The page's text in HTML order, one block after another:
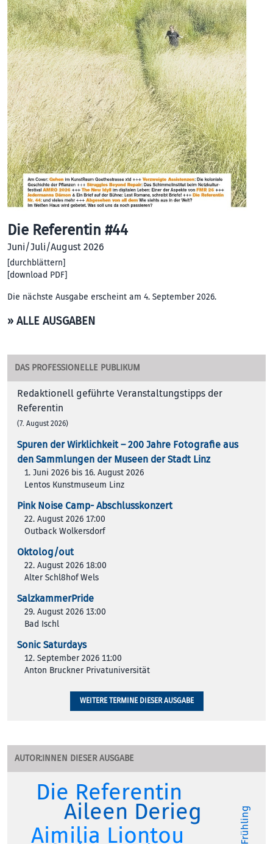
Die Referentin #44
Juni/Juli/August 2026
[durchblättern]
[download PDF]
Die nächste Ausgabe erscheint am 4. September 2026.
» ALLE AUSGABEN
DAS PROFESSIONELLE PUBLIKUM
Redaktionell geführte Veranstaltungstipps der
Referentin
(7. August 2026)
Spuren der Wirklichkeit – 200 Jah­re Foto­gra­fie aus
den Samm­lun­gen der Muse­en der Stadt Linz
1. Juni 2026 bis 16. August 2026
Lentos Kunstmuseum Linz
Pink Noise Camp- Abschlusskonzert
22. August 2026 17:00
Outback Wolkersdorf
Oktolog/out
22. August 2026 18:00
Alter Schl8hof Wels
SalzkammerPride
29. August 2026 13:00
Bad Ischl
Sonic Saturdays
12. September 2026 11:00
Anton Bruckner Privatuniversität
WEITERE TERMINE DIESER AUSGABE
AUTOR:INNEN DIESER AUSGABE
Aileen Derieg
Aimilia Liontou
Die Referentin